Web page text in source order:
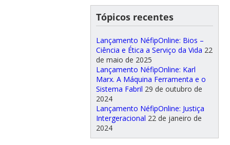
Tópicos recentes
Lançamento NéfipOnline: Bios –
Ciência e Ética a Serviço da Vida 22
de maio de 2025
Lançamento NéfipOnline: Karl
Marx. A Máquina Ferramenta e o
Sistema Fabril 29 de outubro de
2024
Lançamento NéfipOnline: Justiça
Intergeracional 22 de janeiro de
2024